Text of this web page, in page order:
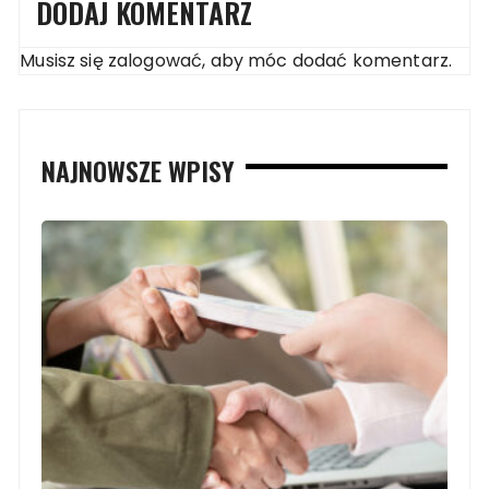
DODAJ KOMENTARZ
Musisz się zalogować, aby móc dodać komentarz.
NAJNOWSZE WPISY